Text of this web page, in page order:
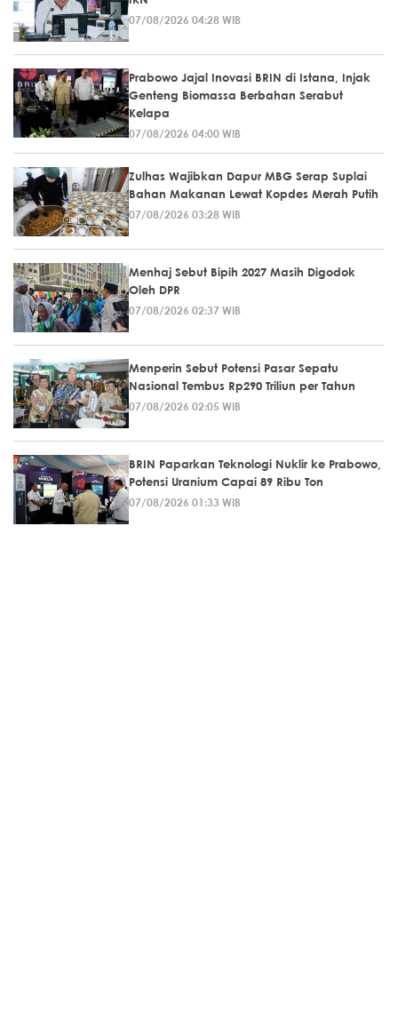
07/08/2026 04:28 WIB
Prabowo Jajal Inovasi BRIN di Istana, Injak
Genteng Biomassa Berbahan Serabut
Kelapa
07/08/2026 04:00 WIB
Zulhas Wajibkan Dapur MBG Serap Suplai
Bahan Makanan Lewat Kopdes Merah Putih
07/08/2026 03:28 WIB
Menhaj Sebut Bipih 2027 Masih Digodok
Oleh DPR
07/08/2026 02:37 WIB
Menperin Sebut Potensi Pasar Sepatu
Nasional Tembus Rp290 Triliun per Tahun
07/08/2026 02:05 WIB
BRIN Paparkan Teknologi Nuklir ke Prabowo,
Potensi Uranium Capai 89 Ribu Ton
07/08/2026 01:33 WIB